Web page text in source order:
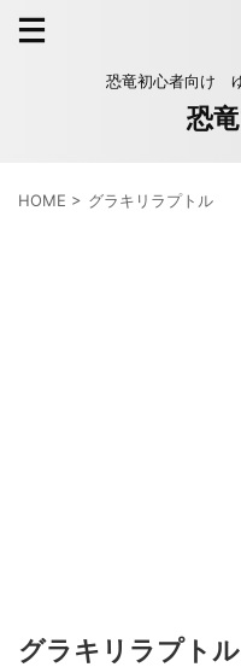
恐竜初心者向け
恐
HOME > グラキリラプトル
グラキリラプトル